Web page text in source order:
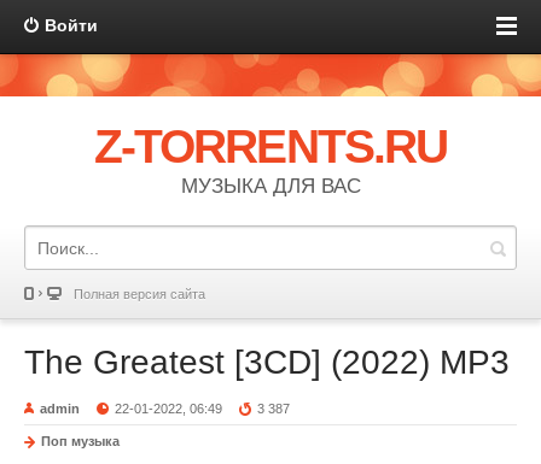
Войти
Z-TORRENTS.RU
МУЗЫКА ДЛЯ ВАС
Полная версия сайта
The Greatest [3CD] (2022) MP3
admin 22-01-2022, 06:49 3 387
Поп музыка